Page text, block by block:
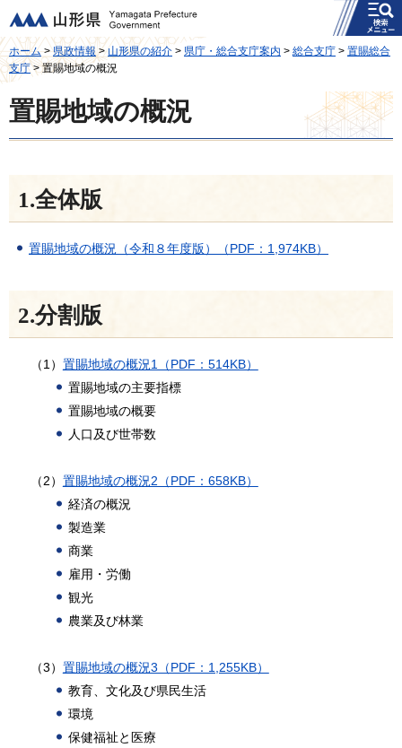
山形県
メニュー
ホーム>県政情報>山形県の紹介 > 県庁・総合支庁案内 > 総合支庁 > 置賜総合
支庁> 置賜地域の概況
置賜地域の概況
1.全体版
置賜地域の概況（令和８年度版）（PDF：1,974KB）
2.分割版
（1） 置賜地域の概況1（PDF：514KB）
置賜地域の主要指標
置賜地域の概要
人口及び世帯数
（2） 置賜地域の概況2（PDF：658KB）
経済の概況
製造業
商業
雇用・労働
観光
農業及び林業
（3） 置賜地域の概況3（PDF：1,255KB）
教育、文化及び県民生活
環境
保健福祉と医療